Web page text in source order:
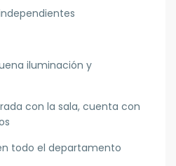
iluminación y
con la sala, cuenta con
todo el departamento